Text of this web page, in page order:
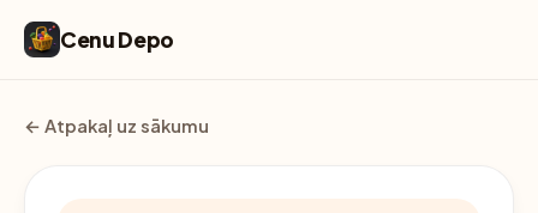
Cenu Depo
← Atpakaļ uz sākumu